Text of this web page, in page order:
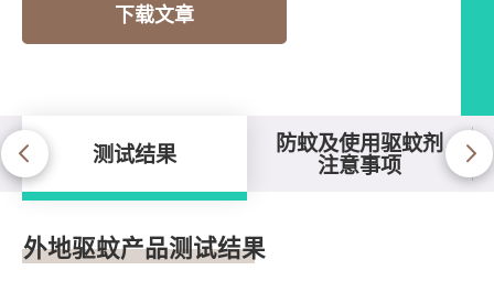
下载文章
测试结果 防蚊及使用驱蚊剂
注意事项
测试结果
外地驱蚊产品测试结果